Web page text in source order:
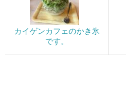
カイゲンカフェのかき氷
です。